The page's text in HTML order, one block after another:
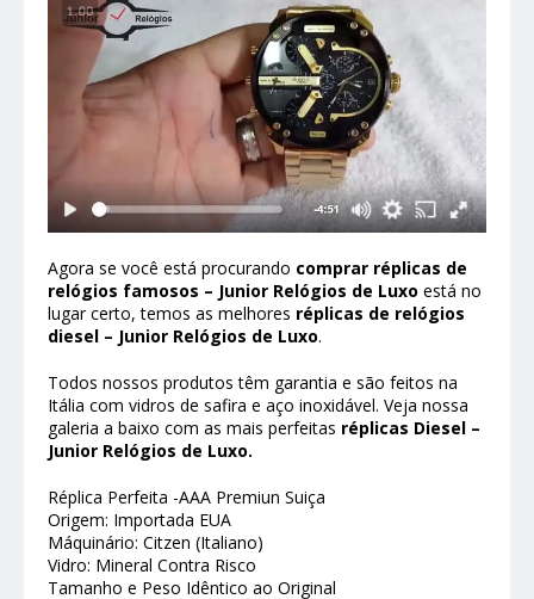
Agora se você está procurando comprar réplicas de
relógios famosos – Junior Relógios de Luxo está no
lugar certo, temos as melhores réplicas de relógios
diesel – Junior Relógios de Luxo.
Todos nossos produtos têm garantia e são feitos na
Itália com vidros de safira e aço inoxidável. Veja nossa
galeria a baixo com as mais perfeitas réplicas Diesel –
Junior Relógios de Luxo.
Réplica Perfeita -AAA Premiun Suiça
Origem: Importada EUA
Máquinário: Citzen (Italiano)
Vidro: Mineral Contra Risco
Tamanho e Peso Idêntico ao Original